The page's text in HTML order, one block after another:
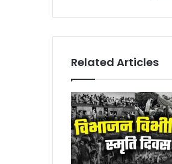
डकैती
कई
मामले
दर्ज
Related Articles